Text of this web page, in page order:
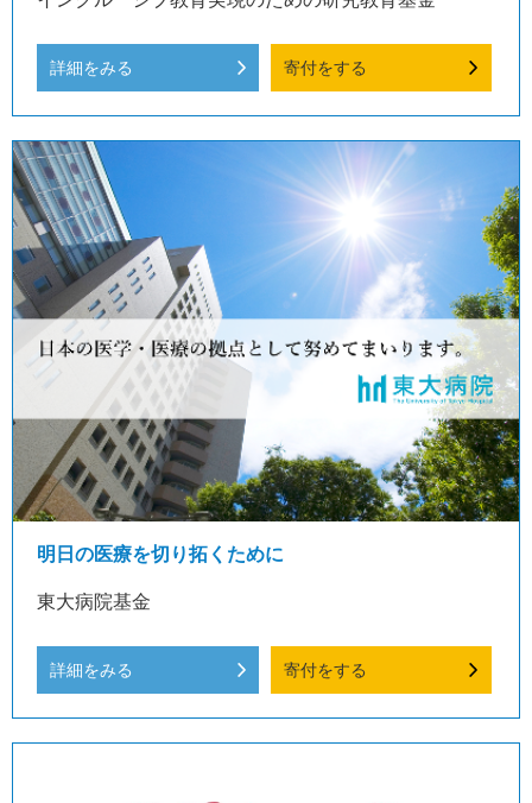
詳細をみる 寄付をする
明日の医療を切り拓くために
東大病院基金
詳細をみる 寄付をする